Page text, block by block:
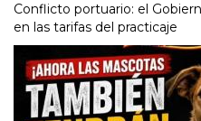
Conflicto portuario: el
en las tarifas del practicaje